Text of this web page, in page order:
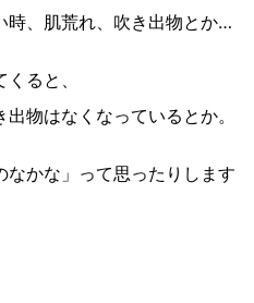
時、肌荒れ、吹き出物とか…
ると、
物はなくなっているとか。
なかな」って思ったりします